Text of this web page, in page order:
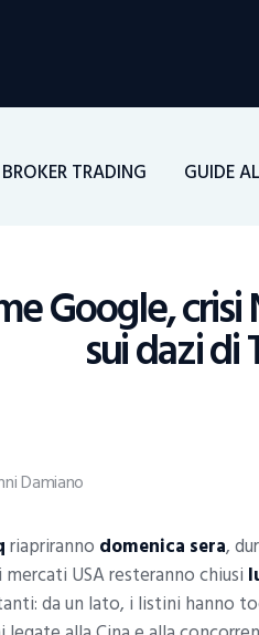
BROKER TRADING GUIDE
Google,
sui dazi di
Al Trading
Damiano
riapriranno domenica sera,
USA resteranno chiusi
da un lato, i listini hanno